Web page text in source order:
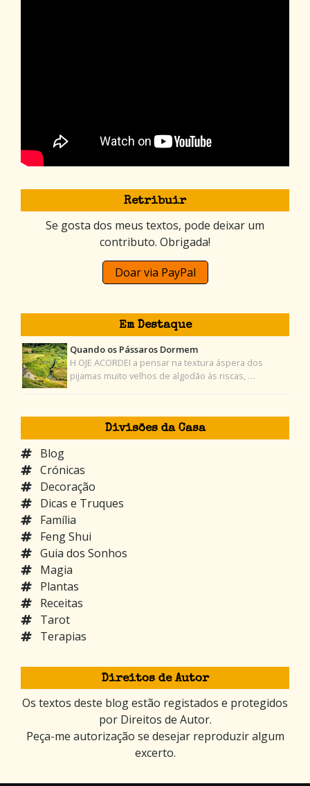
Retribuir
Se gosta dos meus textos, pode deixar um
contributo. Obrigada!
Doar via PayPal
Em Destaque
Quando os Pássaros Dormem
H OJE ACORDEI a pensar na textura áspera dos
pijamas muito velhos de algodão às riscas, …
Divisões da Casa
Blog
Crónicas
Decoração
Dicas e Truques
Família
Feng Shui
Guia dos Sonhos
Magia
Plantas
Receitas
Tarot
Terapias
Direitos de Autor
Os textos deste blog estão registados e protegidos
por Direitos de Autor.
Peça-me autorização se desejar reproduzir algum
excerto.